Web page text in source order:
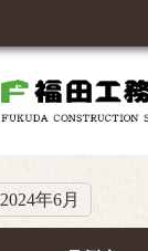
2024年6月